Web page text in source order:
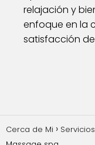
relajación y
enfoque en la
satisfacción
Cerca de Mi Servicios